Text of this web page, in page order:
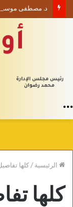
د. مصطفى موسى يكتب
الرئيسية/كلها
كلها